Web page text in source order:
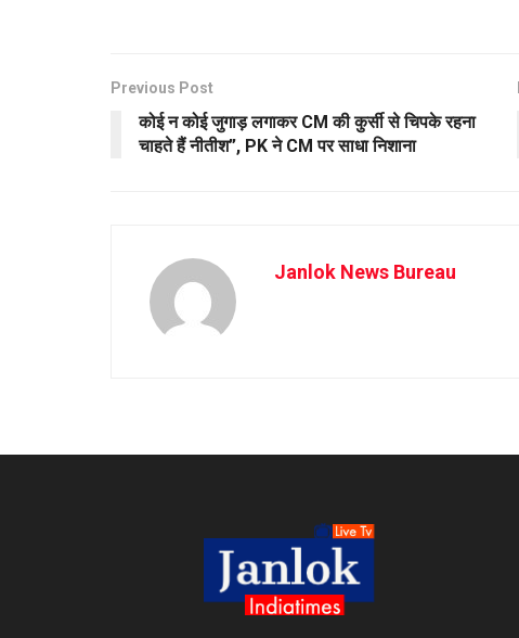
Previous Post
कोई न कोई जुगाड़ लगाकर CM की कुर्सी से चिपके रहना
चाहते हैं नीतीश”, PK ने CM पर साधा निशाना
Janlok News Bureau